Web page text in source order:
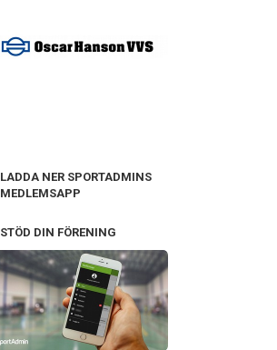
LADDA NER SPORTADMINS
MEDLEMSAPP
STÖD DIN FÖRENING